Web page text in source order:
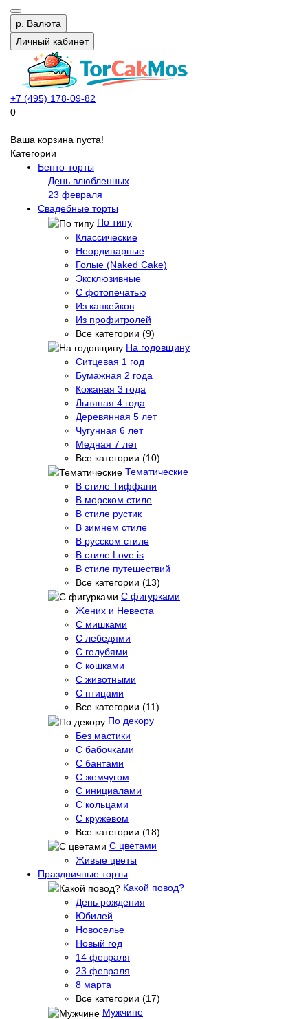
р. Валюта
Личный кабинет
+7 (495) 178-09-82
0
Ваша корзина пуста!
Категории
Бенто-торты
День влюбленных
23 февраля
Свадебные торты
По типу
Классические
Неординарные
Голые (Naked Cake)
Эксклюзивные
С фотопечатью
Из капкейков
Из профитролей
Все категории (9)
На годовщину
Ситцевая 1 год
Бумажная 2 года
Кожаная 3 года
Льняная 4 года
Деревянная 5 лет
Чугунная 6 лет
Медная 7 лет
Все категории (10)
Тематические
В стиле Тиффани
В морском стиле
В стиле рустик
В зимнем стиле
В русском стиле
В стиле Love is
В стиле путешествий
Все категории (13)
С фигурками
Жених и Невеста
С мишками
С лебедями
С голубями
С кошками
С животными
С птицами
Все категории (11)
По декору
Без мастики
С бабочками
С бантами
С жемчугом
С инициалами
С кольцами
С кружевом
Все категории (18)
С цветами
Живые цветы
Праздничные торты
Какой повод?
День рождения
Юбилей
Новоселье
Новый год
14 февраля
23 февраля
8 марта
Все категории (17)
Мужчине